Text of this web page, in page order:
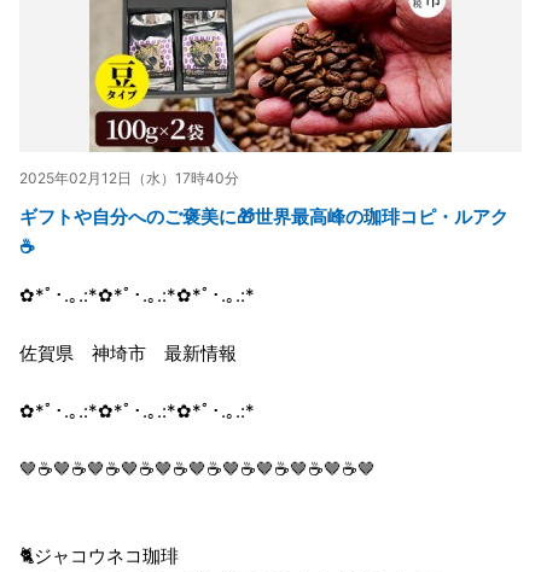
2025年02月12日（水）17時40分
ギフトや自分へのご褒美に🎁世界最高峰の珈琲コピ・ルアク
☕
✿*ﾟ･.｡.:*✿*ﾟ･.｡.:*✿*ﾟ･.｡.:*
佐賀県 神埼市 最新情報
✿*ﾟ･.｡.:*✿*ﾟ･.｡.:*✿*ﾟ･.｡.:*
🤎☕🤎☕🤎☕🤎☕🤎☕🤎☕🤎☕🤎☕🤎☕🤎☕🤎
🐈ジャコウネコ珈琲